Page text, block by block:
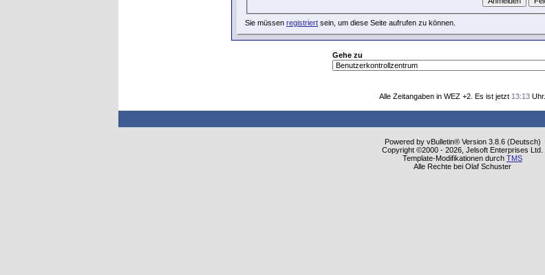
Sie müssen registriert sein, um diese Seite aufrufen zu können.
Gehe zu
Alle Zeitangaben in WEZ +2. Es ist jetzt 13:13 Uhr.
Powered by vBulletin® Version 3.8.6 (Deutsch)
Copyright ©2000 - 2026, Jelsoft Enterprises Ltd.
Template-Modifikationen durch TMS
Alle Rechte bei Olaf Schuster